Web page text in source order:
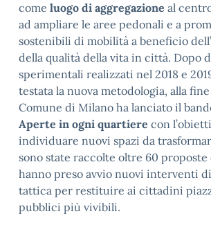
come luogo di aggregazione al
ad ampliare le aree pedonali e a
sostenibili di mobilità a beneficio
della qualità della vita in città. Dopo
sperimentali realizzati nel 2018 e
testata la nuova metodologia, alla
Comune di Milano ha lanciato il
Aperte in ogni quartiere con
individuare nuovi spazi da
sono state raccolte oltre 60 proposte
hanno preso avvio nuovi interventi
tattica per restituire ai cittadini
pubblici più vivibili.